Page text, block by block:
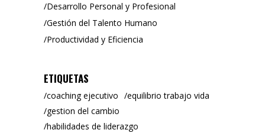
Desarrollo Personal y Profesional
Gestión del Talento Humano
Productividad y Eficiencia
ETIQUETAS
coaching ejecutivo
equilibrio trabajo vida
gestion del cambio
habilidades de liderazgo